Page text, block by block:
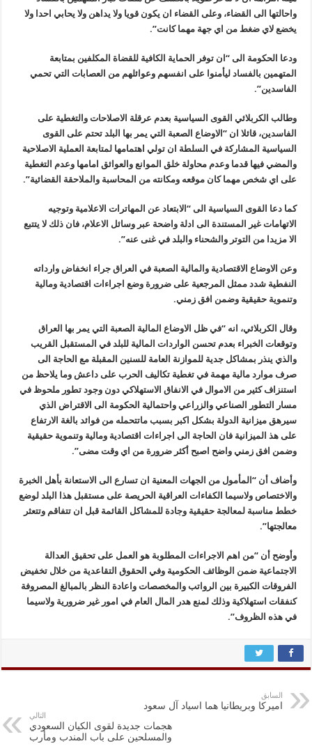
واحالتها الى القضاء، وعلى القضاء ان يكون قويا ولا يداهن ولا يحابي احدا ولا
يخضع لاي ضغط من اي جهة مهما كانت”.
ودعا الحكومة الى “ان توفر الحماية الكافية للقضاة المكلفين بمتابعة
المتهمين بالفساد ليأمنوا على انفسهم وعوائلهم من العصابات التي تحمي
الفاسدين”.
وطالب الكربلائي القوى السياسية بعدم عرقلة الاصلاحات والتغطية على
الفاسدين، قائلا ان “الاوضاع الصعبة التي يمر بها البلد تحتم على القوى
السياسية المشاركة في السلطة ان تولي اهتمامها لمتابعة العملية الاصلاحية
والمضي فيها قدما وعدم محاولة خلق الموانع والعوائق امامها وعدم التغطية
على اي شخص مهما كان موقعه ومكانته من المحاسبة والملاحقة القضائية”.
كما دعا القوى السياسية الى “الابتعاد عن المهاترات الاعلامية وتوجيه
الاتهامات غير المستندة الى ادلة واضحة عبر وسائل الاعلام، فان ذلك لا يتتبع
الا مزيدا من التوتر والشحناء والبلد في غنى عنه”.
وعن الاوضاع الاقتصادية والمالية الصعبة في العراق جراء انخفاض وارداته
النفطية شدد ممثل المرجعية على ضرورة وضع اجراءات اقتصادية ومالية
وتنموية حقيقية وضمن افق زمني.
وقال الكربلائي، انه “في ظل الاوضاع المالية الصعبة التي يمر بها العراق
وتوقعات الخبراء بعدم تحسن الواردات المالية للبلد في المستقبل القريب
والذي ينذر بمشاكل جدية للموازنة العامة للسنين المقبلة مع الحاجة الى
صرف موارد مالية مهمة في تغطية تكاليف الحرب على داعش وما يلاحظ من
استنزاف كثير من الاموال في الانفاق الاستهلاكي دون وجود تطور ملحوظ في
مسار التطور الصناعي والزراعي واحتمالية الحكومة الى الاقتراض الذي
سيرهق ميزانية الدولة بشكل اكبر بسبب ماتتحمله من فوائد بالغة الارتفاع
على هذ الميزانية فان الحاجة الى اجراءات اقتصادية ومالية وتنموية حقيقية
وضمن افق زمني واضح اصبح أكثر ضرورة من اي وقت مضى”.
وأضاف أن “المأمول من الجهات المعنية ان تسارع الى الاستعانة بأهل الخبرة
والاختصاص ولاسيما الكفاءات العراقية الحريصة على مستقبل هذا البلد لوضع
خطط مناسبة لمعالجة حقيقية وجادة للمشاكل القائمة قبل ان تتفاقم وتتعثر
معالجتها”.
وأوضح أن “من اهم الاجراءات المطلوبة هو العمل على تحقيق العدالة
الاجتماعية ضمن الوظائف الحكومية وفي الحقوق التقاعدية من خلال تخفيض
الفروقات الكبيرة بين الرواتب والمخصصات واعادة النظر بالمبالغ المصروفة
كنفقات استهلاكية وذلك لمنع هدر المال العام في امور غير ضرورية ولاسيما
في هذه الظروف”.
السابق
اميركا وبريطانيا هما اسياد آل سعود
التالي
هجمات جديدة لقوى الكيان السعودي
والمسلحين على باب المندب ومأرب